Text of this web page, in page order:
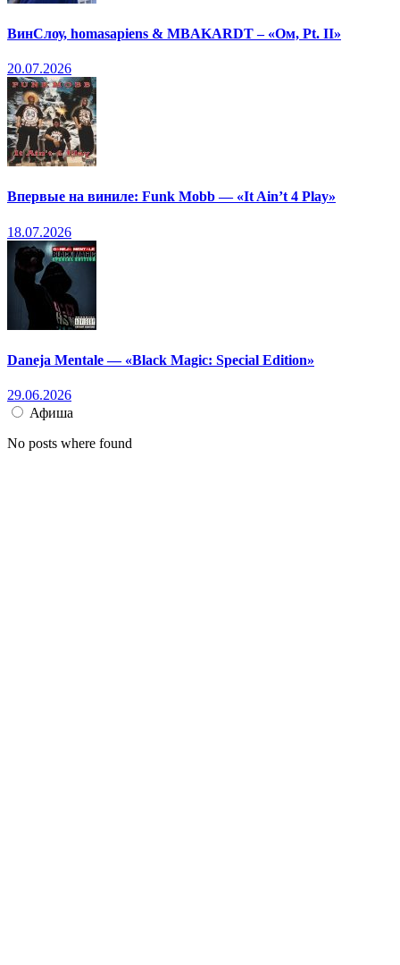
ВинСлоу, homasapiens & MBAKARDT – «Ом, Pt. II»
20.07.2026
Впервые на виниле: Funk Mobb — «It Ain’t 4 Play»
18.07.2026
Daneja Mentale — «Black Magic: Special Edition»
29.06.2026
Афиша
No posts where found